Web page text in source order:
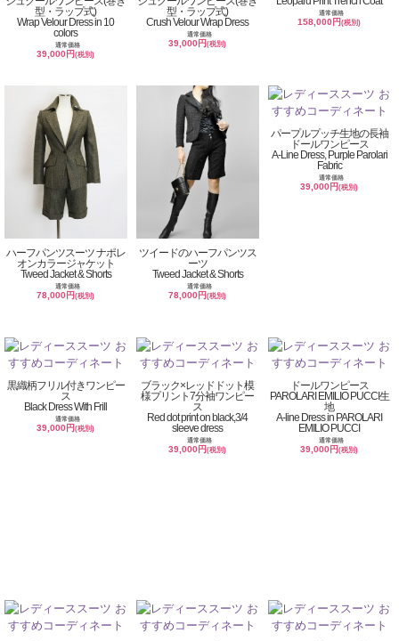
型・ラップ式)
Wrap Velour Dress in 10
colors
通常価格
39,000円(税別)
型・ラップ式)
Crush Velour Wrap Dress
通常価格
39,000円(税別)
通常価格
158,000円(税別)
ハーフパンツスーツ ナポレ
オンカラージャケット
Tweed Jacket & Shorts
通常価格
78,000円(税別)
ツイードのハーフパンツス
ーツ
Tweed Jacket & Shorts
通常価格
78,000円(税別)
パープルプッチ生地の長袖
ドールワンピース
A-Line Dress, Purple Parolari
Fabric
通常価格
39,000円(税別)
黒織柄フリル付きワンピー
ス
Black Dress With Frill
通常価格
39,000円(税別)
ブラック×レッドドット模
様プリント7分袖ワンピー
ス
Red dot print on black,3/4
sleeve dress
通常価格
39,000円(税別)
ドールワンピース
PAROLARI EMILIO PUCCI生
地
A-line Dress in PAROLARI
EMILIO PUCCI
通常価格
39,000円(税別)